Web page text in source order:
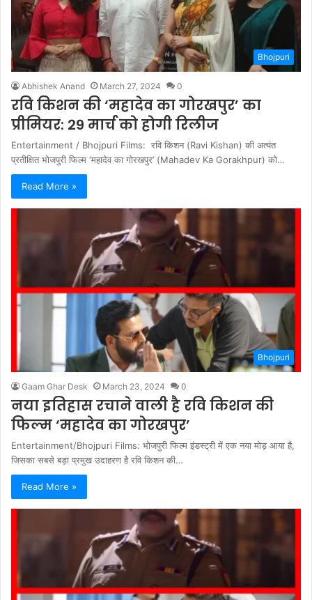
Bhojpuri
Abhishek Anand March 27, 2024 0
रवि किशन की ‘महादेव का गोरखपुर’ का
प्रीमियर: 29 मार्च को होगी रिलीज
Entertainment / Bhojpuri Films: रवि किशन (Ravi Kishan) की अत्यंत
प्रतीक्षित भोजपुरी फिल्म ‘महादेव का गोरखपुर’ (Mahadev Ka Gorakhpur) को…
Read More »
Bhojpuri
Gaam Ghar Desk March 23, 2024 0
नया इतिहास रचाने वाली है रवि किशन की
फिल्म ‘महादेव का गोरखपुर’
Entertainment/Bhojpuri Films: भोजपुरी फिल्म इंडस्ट्री में एक नया मोड़ आया है,
जिसका सबसे बड़ा प्रमुख उदाहरण है रवि किशन की…
Read More »